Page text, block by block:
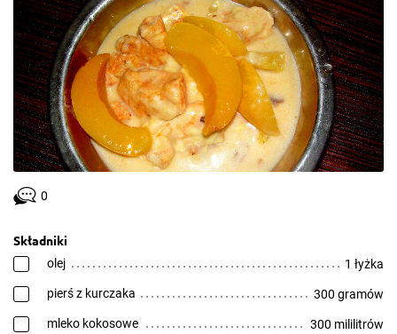
0
Składniki
olej 1 łyżka
pierś z kurczaka 300 gramów
mleko kokosowe 300 mililitrów